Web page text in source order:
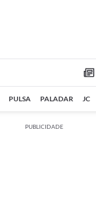
PULSA PALADAR JC
PUBLICIDADE